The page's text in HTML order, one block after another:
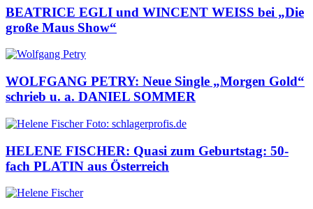
BEATRICE EGLI und WINCENT WEISS bei „Die
große Maus Show“
WOLFGANG PETRY: Neue Single „Morgen Gold“
schrieb u. a. DANIEL SOMMER
HELENE FISCHER: Quasi zum Geburtstag: 50-
fach PLATIN aus Österreich